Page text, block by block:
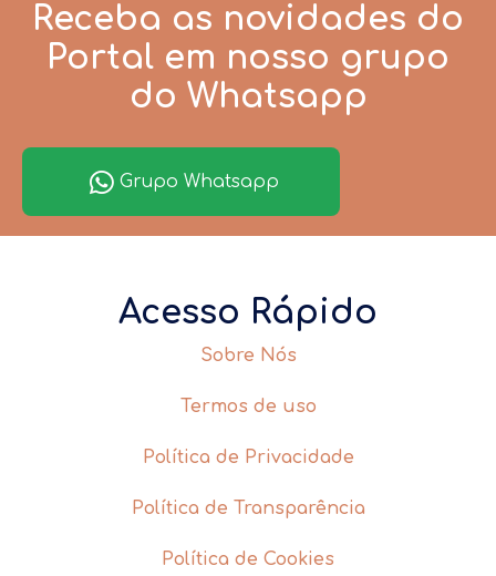
Receba as novidades do
Portal em nosso grupo
do Whatsapp
Grupo Whatsapp
Acesso Rápido
Sobre Nós
Termos de uso
Política de Privacidade
Política de Transparência
Política de Cookies